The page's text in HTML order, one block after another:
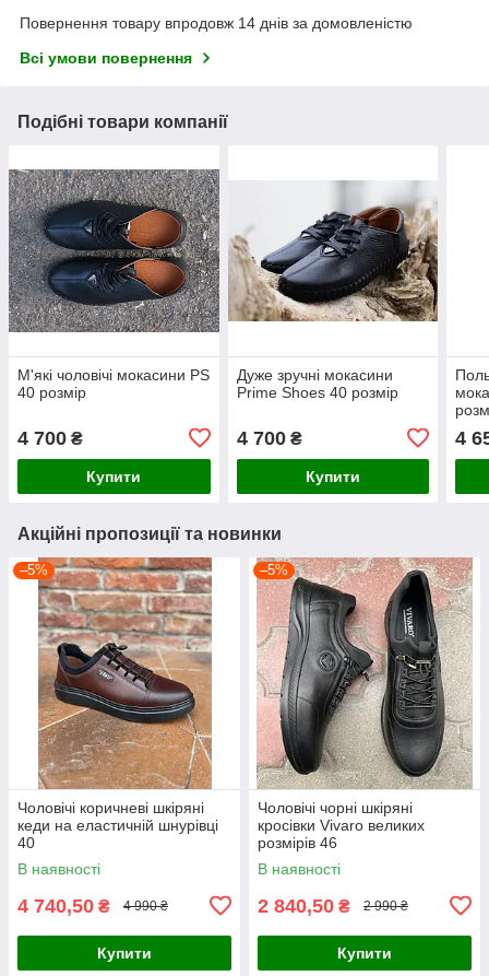
Повернення товару впродовж 14 днів за домовленістю
Всі умови повернення
Подібні товари компанії
М'які чоловічі мокасини PS
40 розмір
4 700 ₴
Купити
Дуже зручні мокасини
Prime Shoes 40 розмір
4 700₴
Купити
4
Акційні пропозиції та новинки
–5%
Чоловічі коричневі шкіряні
кеди на еластичній шнурівці
40
В наявності
4 740,50 ₴ 4 990 ₴
Купити
–5%
Чоловічі чорні шкіряні
кросівки Vivaro великих
розмірів 46
В наявності
2 840,50 ₴ 2 990 ₴
Купити